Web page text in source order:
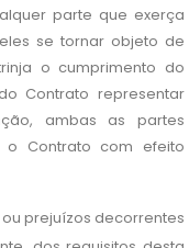
parte que exerça
se tornar objeto de
o cumprimento do
Contrato representar
ambas as partes
o Contrato com efeito
prejuízos decorrentes